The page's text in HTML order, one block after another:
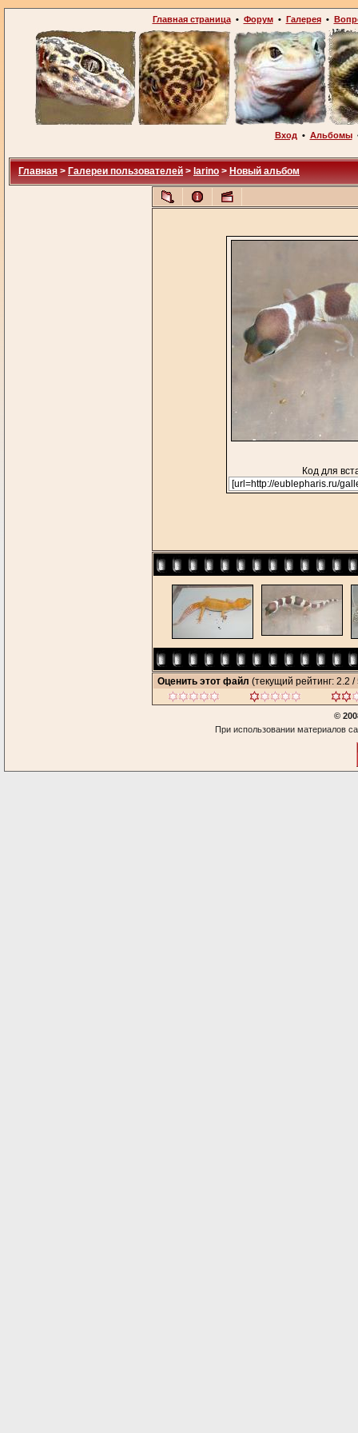
Главная страница• Форум• Галерея•
Вход • Альбомы
Главная > Галереи пользователей > larino > Новый альбом
Код для
Оценить этот файл (текущий рейтинг: 2.2 /
©
При использовании материалов